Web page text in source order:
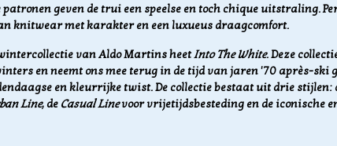
patronen geven de trui een speelse en toch chique uitstraling.
knitwear met karakter en een luxueus draagcomfort.
van Aldo Martins heetInto The White.Deze
en neemt ons mee terug in de tijd van jaren '70 après-ski
en kleurrijke twist. De collectie bestaat uit drie stijlen:
Line, de Casual Linevoor vrijetijdsbesteding en de iconische